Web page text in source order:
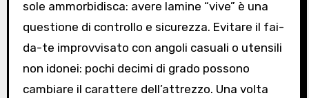
sole ammorbidisca: avere lamine “vive” è una
questione di controllo e sicurezza. Evitare il fai-
da-te improvvisato con angoli casuali o utensili
non idonei: pochi decimi di grado possono
cambiare il carattere dell’attrezzo. Una volta